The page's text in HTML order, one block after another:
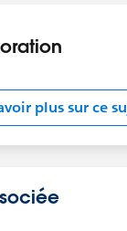
plus sur ce